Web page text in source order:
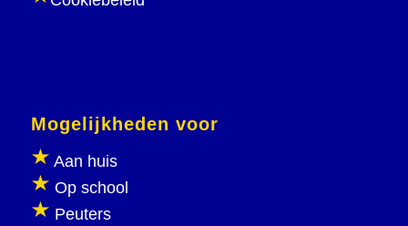
Mogelijkheden voor
Aan huis
Op school
Peuters